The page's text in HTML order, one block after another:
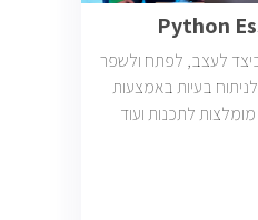
Python
כיצד לעצב, לפתח ולשפר
בעיות באמצעות
לתכנות ועוד